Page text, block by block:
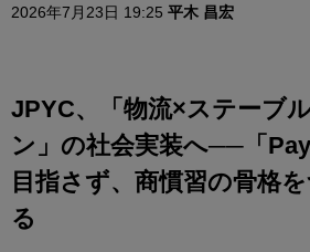
2026年7月23日 19:25 平木 昌宏
JPYC、「物流×ステーブ
ン」の社会実装へ──「
目指さず、商慣習の骨格を
る